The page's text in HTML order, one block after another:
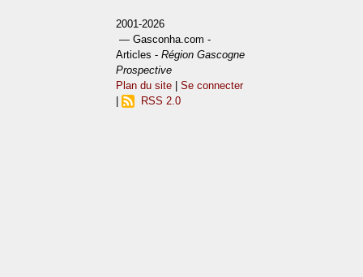
2001-2026
— Gasconha.com -
Articles -Région Gascogne
Prospective
Plan du site |Se connecter
RSS 2.0